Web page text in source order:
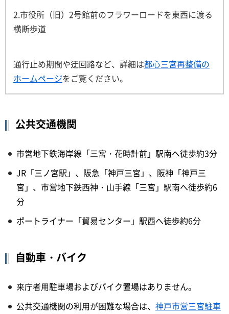
2.市役所（旧）2号館前のフラワーロードを東西に渡る
横断歩道
通行止め期間や迂回路など、詳細は都心三宮再整備の
ホームページをご覧ください。
公共交通機関
市営地下鉄海岸線「三宮・花時計前」駅南へ徒歩約3分
JR「三ノ宮駅」、阪急「神戸三宮」、阪神「神戸三
宮」、市営地下鉄西神・山手線「三宮」駅南へ徒歩約6
分
ポートライナー「貿易センター」駅西へ徒歩約6分
自動車・バイク
来庁者用駐車場およびバイク置場はありません。
公共交通機関の利用が困難な場合は、 神戸市営三宮駐車